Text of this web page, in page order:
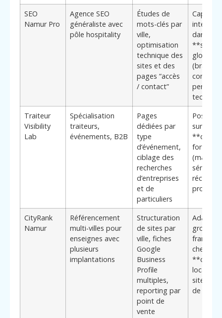
SEO
Namur Pro
Agence SEO
généraliste avec
pôle hospitality
Études de
mots-clés par
ville,
optimisation
technique des
sites et des
pages “accès
/ contact”
intégrer
dans une
contenu,
Traiteur
Visibility
Lab
Spécialisation
traiteurs,
événements, B2B
Pages
dédiées par
type
d’événement,
ciblage des
recherches
d’entreprises
et de
particuliers
sur les
forte
CityRank
Namur
Référencement
multi-villes pour
enseignes avec
plusieurs
implantations
Structuration
de sites par
ville, fiches
Google
Business
Profile
multiples,
reporting par
point de
vente
Adaptée
groupes
locale
sites**
de